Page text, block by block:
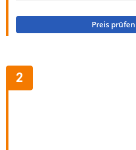
Preis prüfen